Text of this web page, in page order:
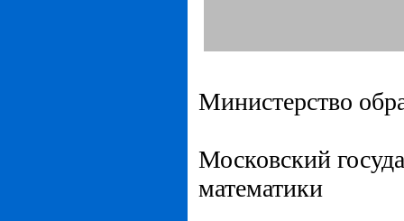
Министерство
Московский
математики